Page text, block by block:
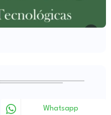
Whatsapp